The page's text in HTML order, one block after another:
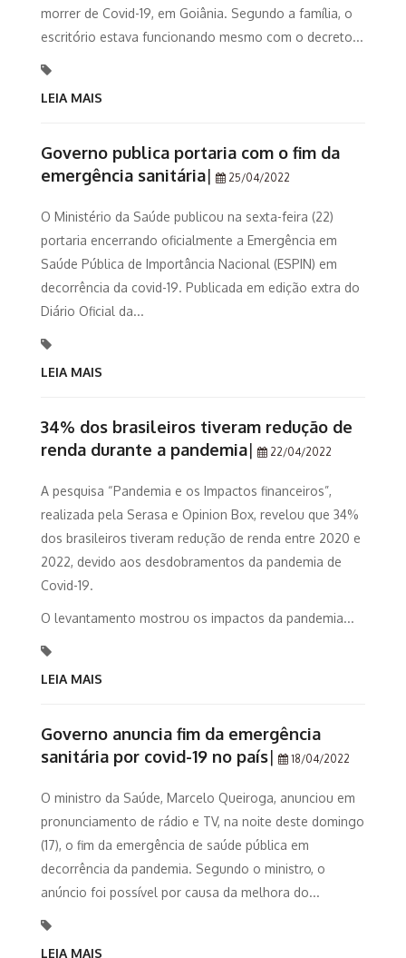
morrer de Covid-19, em Goiânia. Segundo a família, o
escritório estava funcionando mesmo com o decreto...
LEIA MAIS
Governo publica portaria com o fim da
emergência sanitária| 25/04/2022
O Ministério da Saúde publicou na sexta-feira (22)
portaria encerrando oficialmente a Emergência em
Saúde Pública de Importância Nacional (ESPIN) em
decorrência da covid-19. Publicada em edição extra do
Diário Oficial da...
LEIA MAIS
34% dos brasileiros tiveram redução de
renda durante a pandemia| 22/04/2022
A pesquisa “Pandemia e os Impactos financeiros”,
realizada pela Serasa e Opinion Box, revelou que 34%
dos brasileiros tiveram redução de renda entre 2020 e
2022, devido aos desdobramentos da pandemia de
Covid-19.
O levantamento mostrou os impactos da pandemia...
LEIA MAIS
Governo anuncia fim da emergência
sanitária por covid-19 no país| 18/04/2022
O ministro da Saúde, Marcelo Queiroga, anunciou em
pronunciamento de rádio e TV, na noite deste domingo
(17), o fim da emergência de saúde pública em
decorrência da pandemia. Segundo o ministro, o
anúncio foi possível por causa da melhora do...
LEIA MAIS